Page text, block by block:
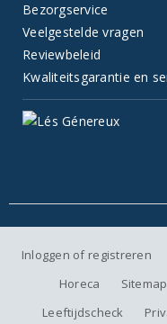
Bezorgservice
Veelgestelde vragen
Reviewbeleid
Kwaliteitsgarantie en
Inloggen of registreren
Horeca
Sitemap
Leeftijdscheck